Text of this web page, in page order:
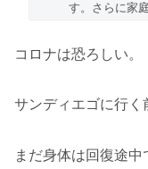
す。さらに家
コロナは恐ろしい。
サンディエゴに行く
まだ身体は回復途